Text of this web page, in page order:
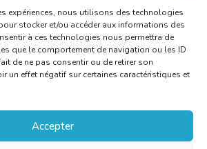
expériences, nous utilisons des technologies
stocker et/ou accéder aux informations des
à ces technologies nous permettra de
que le comportement de navigation ou les ID
de ne pas consentir ou de retirer son
un effet négatif sur certaines caractéristiques et
Accepter